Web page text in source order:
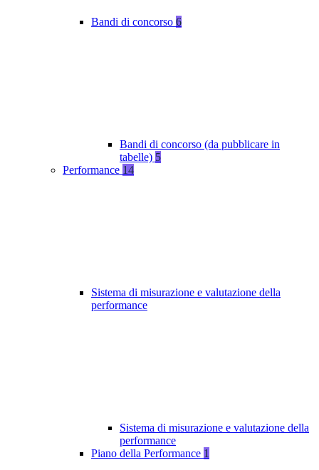
Bandi di concorso 6
Bandi di concorso (da pubblicare in
tabelle) 5
Performance 14
Sistema di misurazione e valutazione della
performance
Sistema di misurazione e valutazione della
performance
Piano della Performance 1